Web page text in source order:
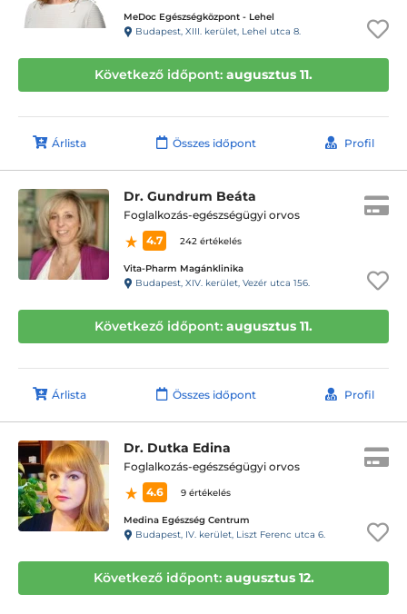
MeDoc Egészségközpont - Lehel
Budapest, XIII. kerület, Lehel utca 8.
Következő időpont: augusztus 11.
Árlista Összes időpont Profil
Dr. Gundrum Beáta
Foglalkozás-egészségügyi orvos
4.7
242 értékelés
Vita-Pharm Magánklinika
Budapest, XIV. kerület, Vezér utca 156.
Következő időpont: augusztus 11.
Árlista Összes időpont Profil
Dr. Dutka Edina
Foglalkozás-egészségügyi orvos
4.6
9 értékelés
Medina Egészség Centrum
Budapest, IV. kerület, Liszt Ferenc utca 6.
Következő időpont: augusztus 12.